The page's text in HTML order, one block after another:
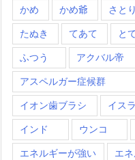
かめ かめ爺 さとり
たぬき てあて と
ふつう アクバル帝
アスペルガー症候群
イオン歯ブラシ イス
インド ウンコ
エネルギーが強い エ